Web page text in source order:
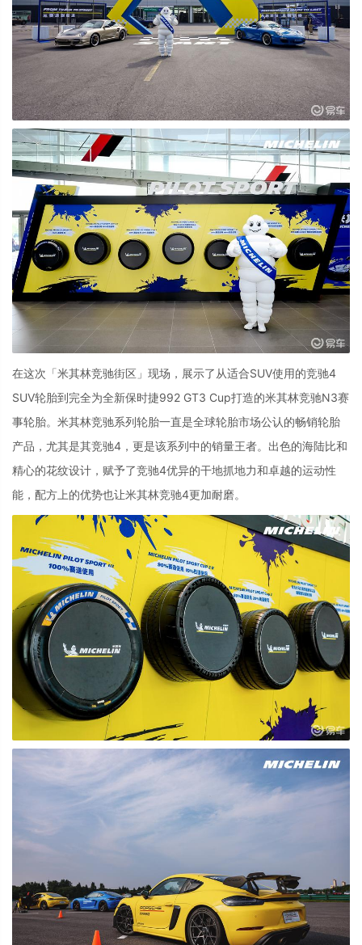
在这次「米其林竞驰街区」现场，展示了从适合SUV使用的竞驰4
SUV轮胎到完全为全新保时捷992 GT3 Cup打造的米其林竞驰N3赛
事轮胎。米其林竞驰系列轮胎一直是全球轮胎市场公认的畅销轮胎
产品，尤其是其竞驰4 ，更是该系列中的销量王者。出色的海陆比和
精心的花纹设计，赋予了竞驰4优异的干地抓地力和卓越的运动性
能，配方上的优势也让米其林竞驰4更加耐磨。